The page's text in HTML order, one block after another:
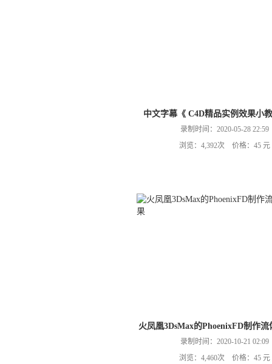
中文字幕《 C4D精品实例效果小
录制时间：2020-05-28 22:59
浏览：4,392次 价格：45 元
火凤凰3DsMax的PhoenixFD制作流
录制时间：2020-10-21 02:09
浏览：4,460次 价格：45 元